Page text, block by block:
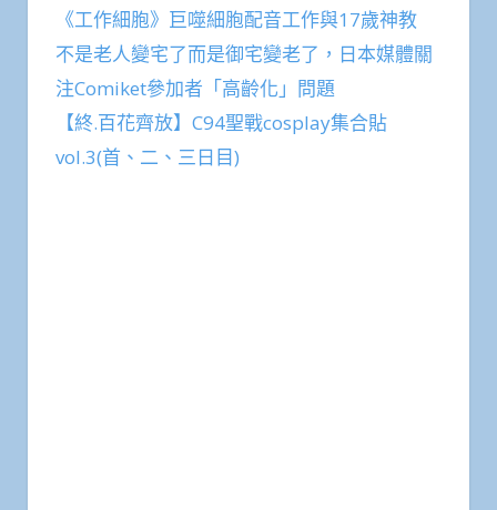
《工作細胞》巨噬細胞配音工作與17歲神教
不是老人變宅了而是御宅變老了，日本媒體關
注Comiket參加者「高齡化」問題
【終.百花齊放】C94聖戰cosplay集合貼
vol.3(首、二、三日目)